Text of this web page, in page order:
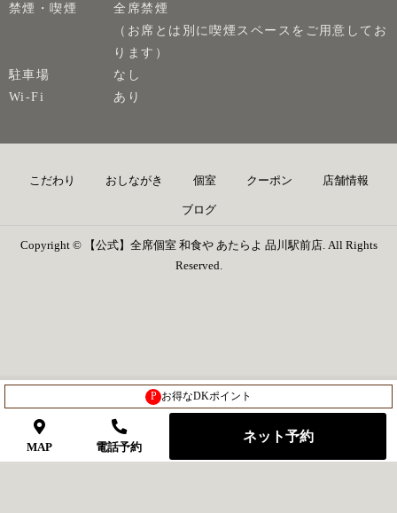
禁煙・喫煙
全席禁煙
（お席とは別に喫煙スペースをご用意してお
ります）
駐車場
なし
Wi-Fi
あり
こだわり おしながき 個室 クーポン 店舗情報
ブログ
Copyright © 【公式】全席個室 和食や あたらよ 品川駅前店. All Rights
Reserved.
P お得なDKポイント
MAP 電話予約
ネット予約